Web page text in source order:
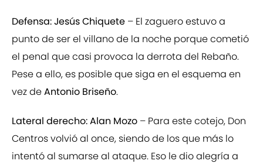
Defensa: Jesús Chiquete – El zaguero estuvo a
punto de ser el villano de la noche porque cometió
el penal que casi provoca la derrota del Rebaño.
Pese a ello, es posible que siga en el esquema en
vez deAntonio Briseño.
Lateral derecho: Alan Mozo – Para este cotejo, Don
Centros volvió al once, siendo de los que más lo
intentó al sumarse al ataque. Eso le dio alegría a